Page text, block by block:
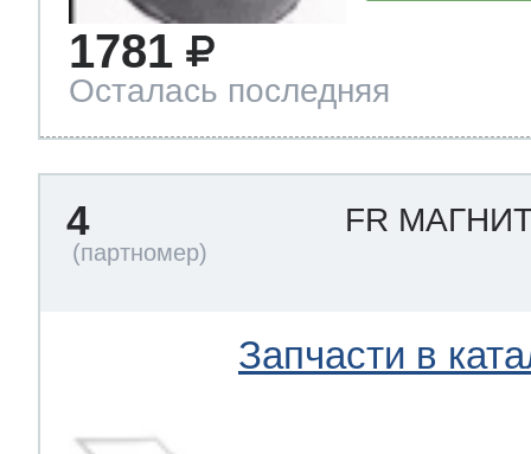
1781
Осталась последняя
4 FR
Запчасти в